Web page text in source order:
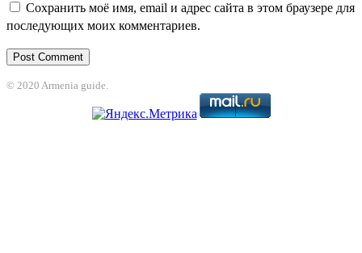
Сохранить моё имя, email и адрес сайта в этом браузере для
последующих моих комментариев.
© 2020 Armenia guide.